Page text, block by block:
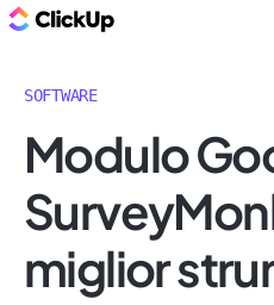
SOFTWARE
Modulo
miglior